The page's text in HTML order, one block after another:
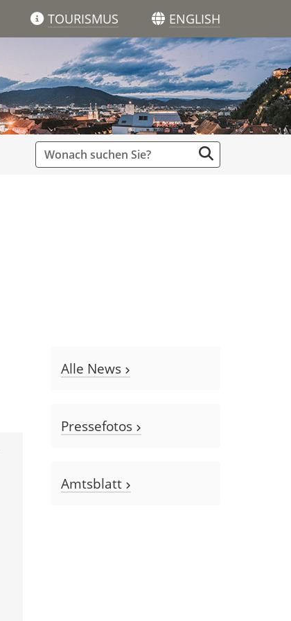
TOURISMUS ENGLISH
Alle News
Pressefotos
Amtsblatt